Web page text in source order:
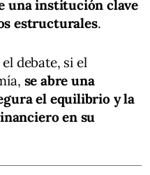
una institución clave
estructurales.
debate, si el
se abre una
el equilibrio y la
en su